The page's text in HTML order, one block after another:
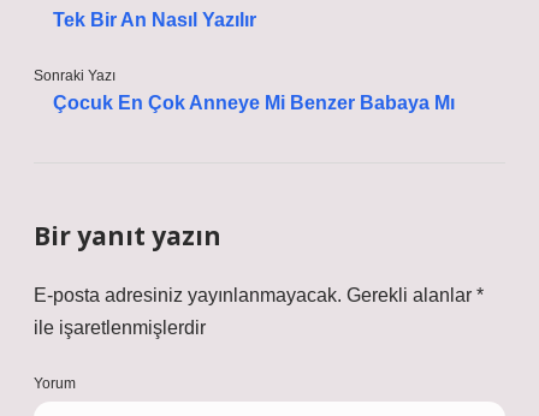
Tek Bir An Nasıl Yazılır
Sonraki Yazı
Çocuk En Çok Anneye Mi Benzer Babaya Mı
Bir yanıt yazın
E-posta adresiniz yayınlanmayacak. Gerekli alanlar *
ile işaretlenmişlerdir
Yorum